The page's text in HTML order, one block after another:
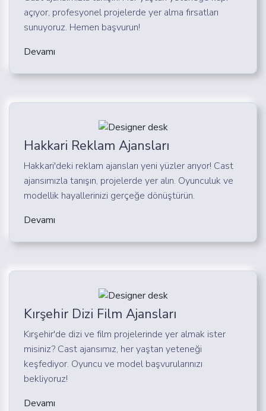
açıyor, profesyonel projelerde yer alma fırsatları
sunuyoruz. Hemen başvurun!
Devamı
Hakkari Reklam Ajansları
Hakkari'deki reklam ajansları yeni yüzler arıyor! Cast
ajansımızla tanışın, projelerde yer alın. Oyunculuk ve
modellik hayallerinizi gerçeğe dönüştürün.
Devamı
Kırşehir Dizi Film Ajansları
Kırşehir'de dizi ve film projelerinde yer almak ister
misiniz? Cast ajansımız, her yaştan yeteneği
keşfediyor. Oyuncu ve model başvurularınızı
bekliyoruz!
Devamı